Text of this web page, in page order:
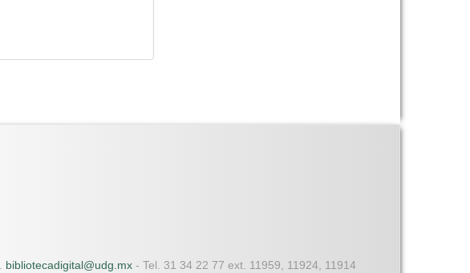
bibliotecadigital@udg.mx - Tel. 31 34 22 77 ext. 11959, 11924, 11914